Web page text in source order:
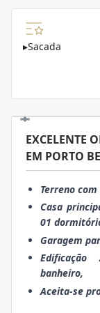
▸Sacada
EXCELENTE
EM PORTO
Terreno
Casa
01
Garagem
banheiro,
Aceita-se